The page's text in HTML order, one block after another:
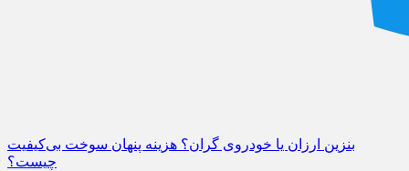
بنزین ارزان یا خودروی گران؟ هزینه پنهان سوخت بی‌کیفیت
چیست؟